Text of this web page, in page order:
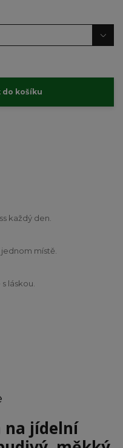
do košíku
každý den.
místě.
láskou.
na jídelní